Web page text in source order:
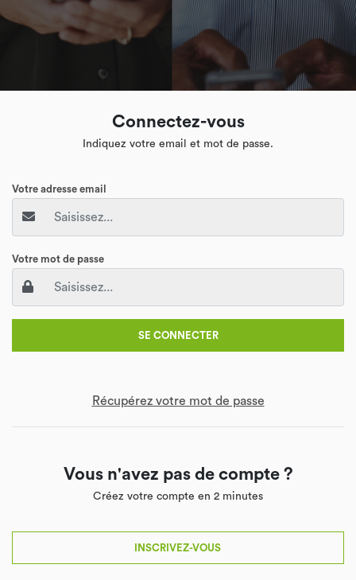
Connectez-vous
Indiquez votre email et mot de passe.
Votre adresse email
Votre mot de passe
SE CONNECTER
Récupérez votre mot de passe
Vous n'avez pas de compte ?
Créez votre compte en 2 minutes
INSCRIVEZ-VOUS